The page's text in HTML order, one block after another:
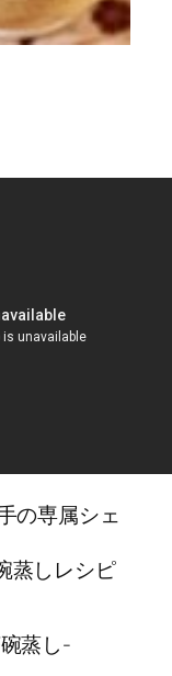
の専属シェ
蒸しレシピ
蒸し-